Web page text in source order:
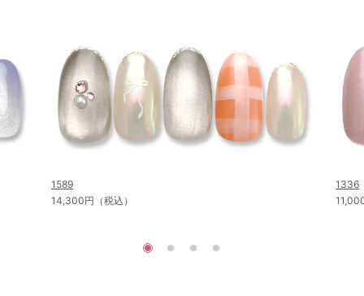
1589
14,300円（税込）
1336